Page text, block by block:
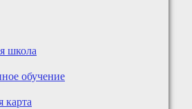
школа
обучение
карта